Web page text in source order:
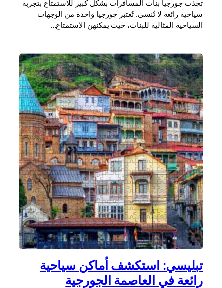
تجذب جورجيا بنات المسافرات بشكل كبير للاستمتاع بتجربة
سياحية رائعة لا تُنسى. تُعتبر جورجيا واحدة من الوجهات
السياحية المثالية للبنات، حيث يمكنهن الاستمتاع…
تبليسي: استكشف أماكن سياحية
رائعة في العاصمة الجورجية